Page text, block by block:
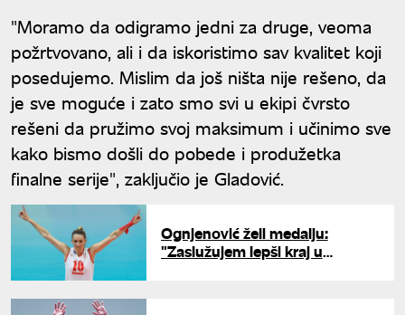
"Moramo da odigramo jedni za druge, veoma
požrtvovano, ali i da iskoristimo sav kvalitet koji
posedujemo. Mislim da još ništa nije rešeno, da
je sve moguće i zato smo svi u ekipi čvrsto
rešeni da pružimo svoj maksimum i učinimo sve
kako bismo došli do pobede i produžetka
finalne serije", zaključio je Gladović.
Ognjenović želi medalju:
"Zaslužujem lepši kraj u